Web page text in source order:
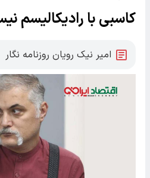
کاسبی با رادیکالیسم
امیر نیک رویان روزنامه نگار